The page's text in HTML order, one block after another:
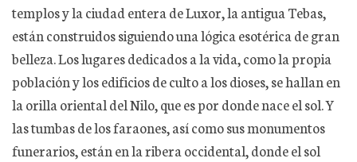
templos y la ciudad entera de Luxor, la antigua Tebas,
están construidos siguiendo una lógica esotérica de gran
belleza. Los lugares dedicados a la vida, como la propia
población y los edificios de culto a los dioses, se hallan en
la orilla oriental del Nilo, que es por donde nace el sol. Y
las tumbas de los faraones, así como sus monumentos
funerarios, están en la ribera occidental, donde el sol